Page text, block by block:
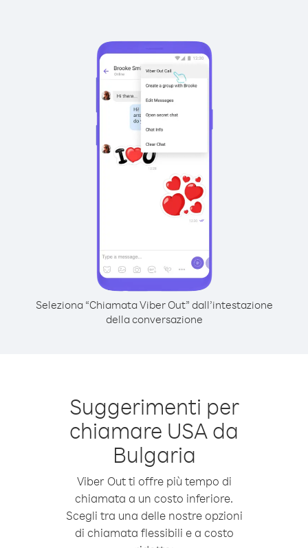
Seleziona “Chiamata Viber Out” dall’intestazione
della conversazione
Suggerimenti per
chiamare USA da
Bulgaria
Viber Out ti offre più tempo di
chiamata a un costo inferiore.
Scegli tra una delle nostre opzioni
di chiamata flessibili e a costo